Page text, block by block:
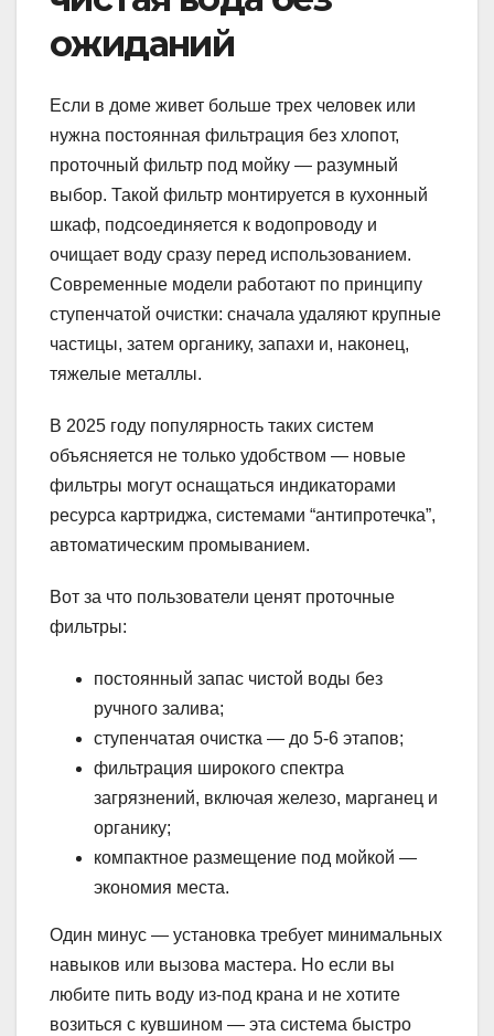
ожиданий
Если в доме живет больше трех человек или
нужна постоянная фильтрация без хлопот,
проточный фильтр под мойку — разумный
выбор. Такой фильтр монтируется в кухонный
шкаф, подсоединяется к водопроводу и
очищает воду сразу перед использованием.
Современные модели работают по принципу
ступенчатой очистки: сначала удаляют крупные
частицы, затем органику, запахи и, наконец,
тяжелые металлы.
В 2025 году популярность таких систем
объясняется не только удобством — новые
фильтры могут оснащаться индикаторами
ресурса картриджа, системами “антипротечка”,
автоматическим промыванием.
Вот за что пользователи ценят проточные
фильтры:
постоянный запас чистой воды без
ручного залива;
ступенчатая очистка — до 5-6 этапов;
фильтрация широкого спектра
загрязнений, включая железо, марганец и
органику;
компактное размещение под мойкой —
экономия места.
Один минус — установка требует минимальных
навыков или вызова мастера. Но если вы
любите пить воду из-под крана и не хотите
возиться с кувшином — эта система быстро